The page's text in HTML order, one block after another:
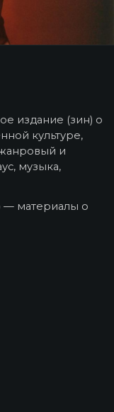
издание (зин) о
культуре,
и
музыка,
— материалы о